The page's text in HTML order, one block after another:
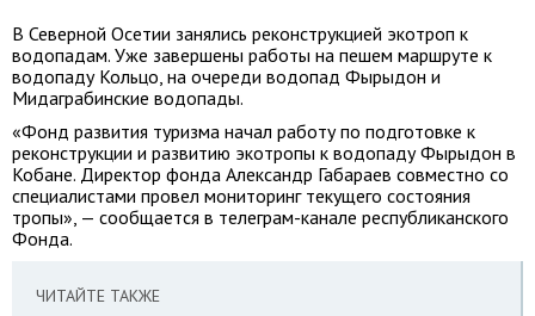
В Северной Осетии занялись реконструкцией экотроп к
водопадам. Уже завершены работы на пешем маршруте к
водопаду Кольцо, на очереди водопад Фырыдон и
Мидаграбинские водопады.
«Фонд развития туризма начал работу по подготовке к
реконструкции и развитию экотропы к водопаду Фырыдон в
Кобане. Директор фонда Александр Габараев совместно со
специалистами провел мониторинг текущего состояния
тропы», — сообщается в телеграм-канале республиканского
Фонда.
ЧИТАЙТЕ ТАКЖЕ